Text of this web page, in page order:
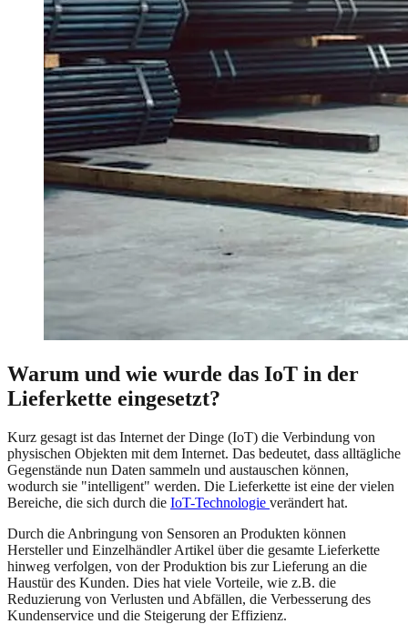
Warum und wie wurde das IoT in der
Lieferkette eingesetzt?
Kurz gesagt ist das Internet der Dinge (IoT) die Verbindung von
physischen Objekten mit dem Internet. Das bedeutet, dass alltägliche
Gegenstände nun Daten sammeln und austauschen können,
wodurch sie "intelligent" werden. Die Lieferkette ist eine der vielen
Bereiche, die sich durch die IoT-Technologie verändert hat.
Durch die Anbringung von Sensoren an Produkten können
Hersteller und Einzelhändler Artikel über die gesamte Lieferkette
hinweg verfolgen, von der Produktion bis zur Lieferung an die
Haustür des Kunden. Dies hat viele Vorteile, wie z.B. die
Reduzierung von Verlusten und Abfällen, die Verbesserung des
Kundenservice und die Steigerung der Effizienz.